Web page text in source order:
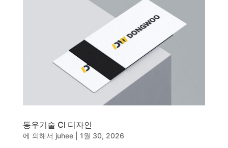
동우기술 CI 디자인
에 의해서 juhee| 1월 30, 2026